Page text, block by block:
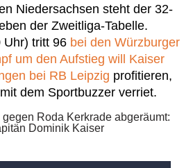
Niedersachsen steht der 32-
der Zweitliga-Tabelle.
Uhr) tritt 96 bei den Würzburger
um den Aufstieg will Kaiser
bei RB Leipzig profitieren,
dem Sportbuzzer verriet.